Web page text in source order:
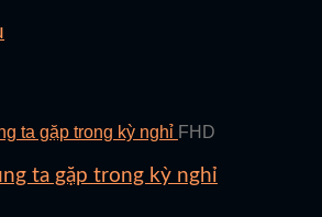
FHD
ta gặp trong kỳ nghỉ